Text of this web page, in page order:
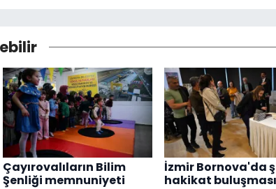
Çayırovalıların Bilim
Şenliği memnuniyeti
İzmir Bornova'da
hakikat buluşması